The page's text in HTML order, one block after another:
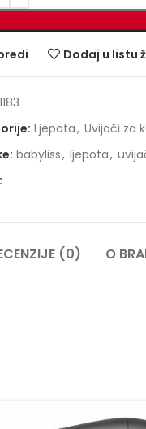
Dodaj u listu
Ljepota, Uvijači za
babyliss, ljepota,
(0) O